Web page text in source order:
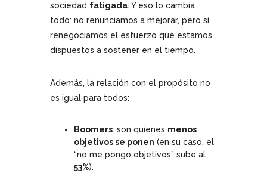
sociedad fatigada. Y eso lo cambia
todo: no renunciamos a mejorar, pero sí
renegociamos el esfuerzo que estamos
dispuestos a sostener en el tiempo.
Además, la relación con el propósito no
es igual para todos:
Boomers: son quienes menos
objetivos se ponen (en su caso, el
“no me pongo objetivos” sube al
53%).